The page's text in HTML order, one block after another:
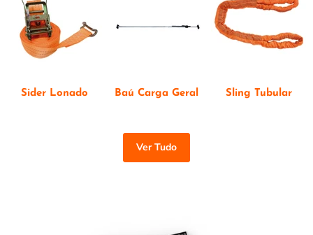
Sider Lonado Baú Carga Geral Sling Tubular
Ver Tudo